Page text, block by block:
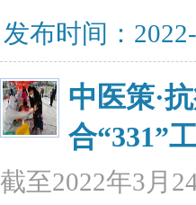
发布时间：
中医策·
合“331”
截至2022年3月